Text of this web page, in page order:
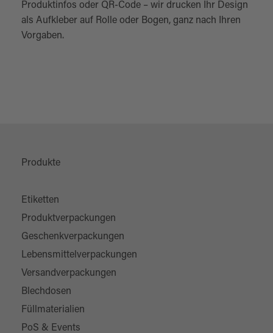
Produktinfos oder QR-Code – wir drucken Ihr Design
als Aufkleber auf Rolle oder Bogen, ganz nach Ihren
Vorgaben.
Produkte
Etiketten
Produktverpackungen
Geschenkverpackungen
Lebensmittelverpackungen
Versandverpackungen
Blechdosen
Füllmaterialien
PoS & Events